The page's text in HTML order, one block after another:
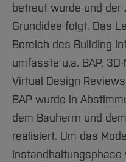
betreut wurde und der
Grundidee folgt. Das
Bereich des Building
umfasste u.a. BAP,
Virtual Design
BAP wurde in
dem Bauherrn und
realisiert. Um das
Instandhaltungsphase